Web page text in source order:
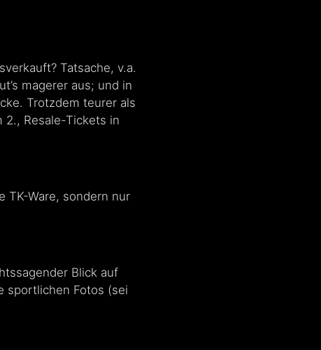
Tatsache, v.a.
magerer aus; und in
Trotzdem teurer als
2., Resale-Tickets in
TK-Ware, sondern nur
Blick auf
sportlichen Fotos (sei